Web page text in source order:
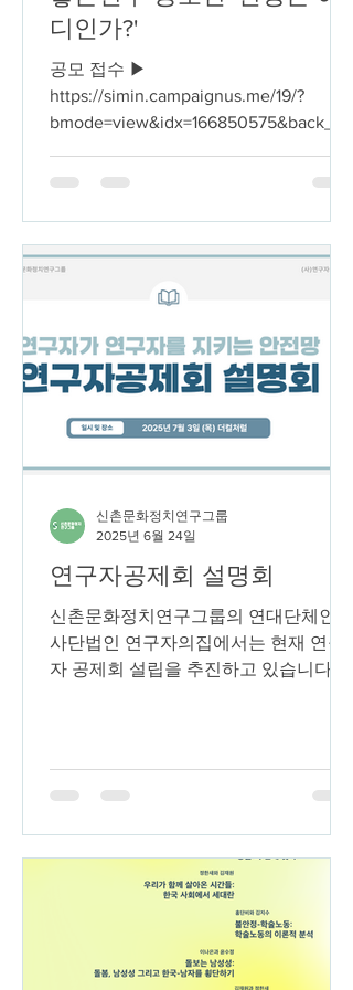
디인가?'
공모 접수 ▶︎
https://simin.campaignus.me/19/?
bmode=view&idx=166850575&back_url
좋은연구 공모전 | “현장은 어디인가?”
연구자공제회 설명회
신촌문화정치연구그룹의 연대단체인
사단법인 연구자의집에서는 현재 연구
자 공제회 설립을 추진하고 있습니다.
연구자공제회는 일상복지서비스(명절
선물, 경조수당, 의료서비스 등)부터 연
재료, 학술대회 참가비 등)를 준비하고
있습니다. (사)연구자의집과 함께 ‘공제
회‘의 개념부터 쉽게 알아보고, 나아가
연구자-우리가 원하는 프로그램을 논의
해보는 자리를 마련하였으니, 회원 여러
신촌문화정치연구그룹
2025년 6월 24일